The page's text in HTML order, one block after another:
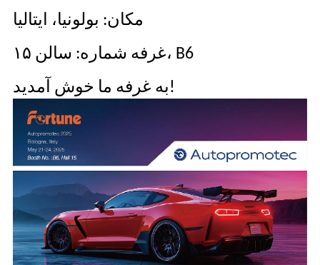
مکان: بولونیا، ایتالیا
غرفه شماره: سالن ۱۵، B6
به غرفه ما خوش آمدید!